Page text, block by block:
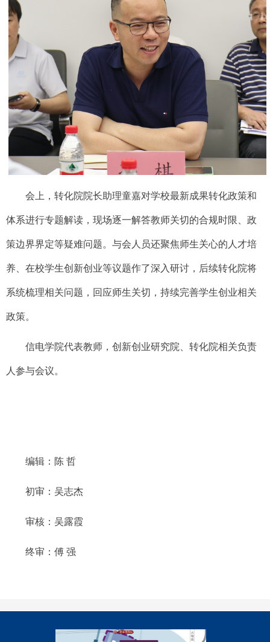
会上， 转化院院长助理童嘉对学校最新成果转化政策和
体系进行专题解读， 现场逐一解答教师关切的合规时限、政
策边界界定等疑难问题。 与会人员还聚焦师生关心的人才培
养、在校学生创新创业等议题作了深入研讨， 后续转化院将
系统梳理相关问题，回应师生关切， 持续完善学生创业相关
政策。
信电学院代表教师，创新创业研究院、转化院相关负责
人参与会议。
编辑：陈 哲
初审：吴志杰
审核：吴露霞
终审：傅 强